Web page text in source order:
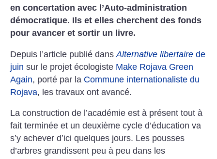
en concertation avec l’Auto-administration
démocratique. Ils et elles cherchent des fonds
pour avancer et sortir un livre.
Depuis l’article publié dansAlternative libertaire de
juin sur le projet écologiste Make Rojava Green
Again, porté par la Commune internationaliste du
Rojava, les travaux ont avancé.
La construction de l’académie est à présent tout à
fait terminée et un deuxième cycle d’éducation va
s’y achever d’ici quelques jours. Les pousses
d’arbres grandissent peu à peu dans les